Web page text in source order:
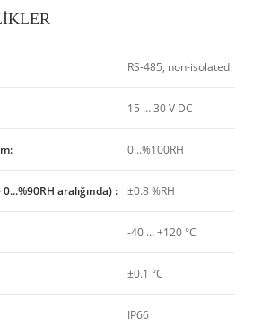
RS-485, non-isolated
15 … 30 V DC
0...%100RH
aralığında) : ±0.8 %RH
-40 … +120 °C
±0.1 °C
IP66